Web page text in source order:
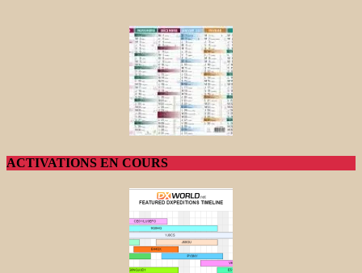
ACTIVATIONS EN COURS